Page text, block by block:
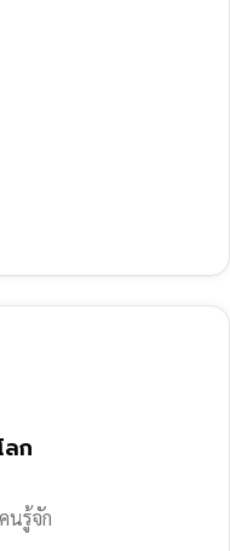
ลก
นรู้จัก